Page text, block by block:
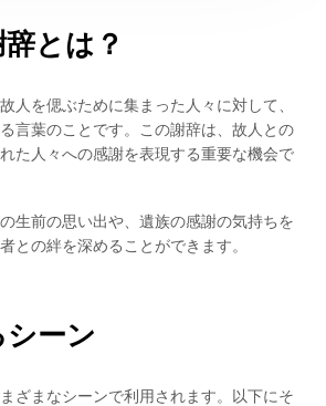
とは？
人を偲ぶために集まった人々に対して、
言葉のことです。この謝辞は、故人との
た人々への感謝を表現する重要な機会で
生前の思い出や、遺族の感謝の気持ちを
との絆を深めることができます。
ーン
ざまなシーンで利用されます。以下にそ